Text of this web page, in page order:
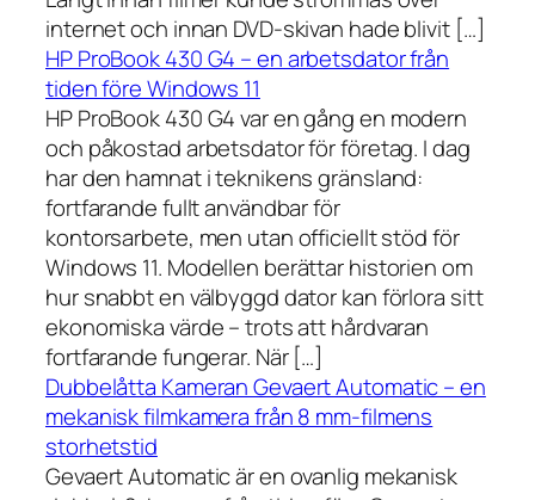
internet och innan DVD-skivan hade blivit […]
HP ProBook 430 G4 – en arbetsdator från
tiden före Windows 11
HP ProBook 430 G4 var en gång en modern
och påkostad arbetsdator för företag. I dag
har den hamnat i teknikens gränsland:
fortfarande fullt användbar för
kontorsarbete, men utan officiellt stöd för
Windows 11. Modellen berättar historien om
hur snabbt en välbyggd dator kan förlora sitt
ekonomiska värde – trots att hårdvaran
fortfarande fungerar. När […]
Dubbelåtta Kameran Gevaert Automatic – en
mekanisk filmkamera från 8 mm-filmens
storhetstid
Gevaert Automatic är en ovanlig mekanisk